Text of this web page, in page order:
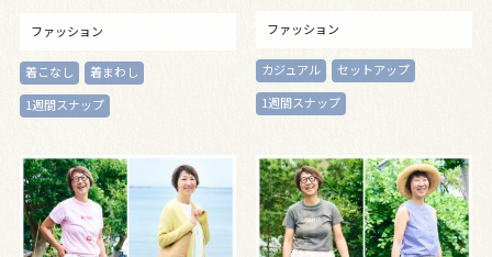
ファッション
着こなし
着まわし
1週間スナップ
ファッション
カジュアル
セットアップ
1週間スナップ